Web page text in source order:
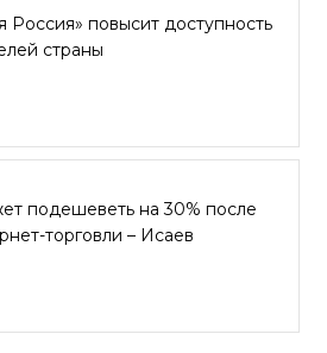
Россия» повысит доступность
страны
подешеветь на 30% после
торговли – Исаев